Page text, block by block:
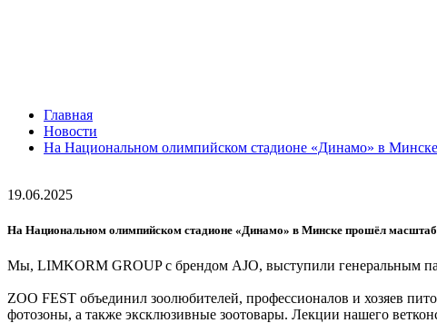
Главная
Новости
На Национальном олимпийском стадионе «Динамо» в
19.06.2025
На Национальном олимпийском стадионе «Динамо» в Минске прошёл
Мы, LIMKORM GROUP с брендом AJO, выступили генеральным
ZOO FEST объединил зоолюбителей, профессионалов и хозяев
фотозоны, а также эксклюзивные зоотовары. Лекции нашего